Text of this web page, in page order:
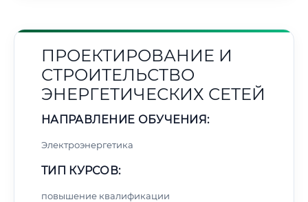
ПРОЕКТИРОВАНИЕ И
СТРОИТЕЛЬСТВО
ЭНЕРГЕТИЧЕСКИХ СЕТЕЙ
НАПРАВЛЕНИЕ ОБУЧЕНИЯ:
Электроэнергетика
ТИП КУРСОВ:
повышение квалификации